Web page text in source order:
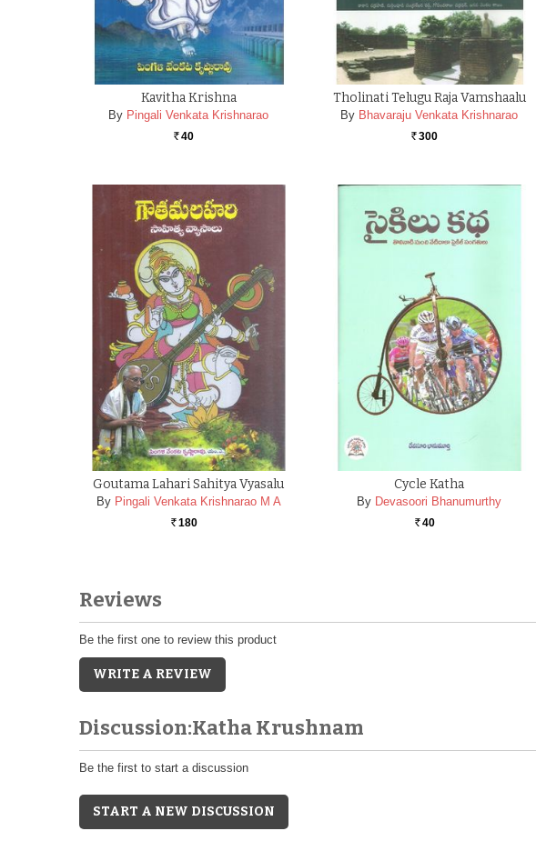
Kavitha Krishna
By Pingali Venkata Krishnarao
Rs. 40
Tholinati Telugu Raja Vamshaalu
By Bhavaraju Venkata Krishnarao
Rs. 300
Goutama Lahari Sahitya Vyasalu
By Pingali Venkata Krishnarao M A
Rs. 180
Cycle Katha
By Devasoori Bhanumurthy
Rs. 40
Reviews
Be the first one to review this product
WRITE A REVIEW
Discussion:Katha Krushnam
Be the first to start a discussion
START A NEW DISCUSSION